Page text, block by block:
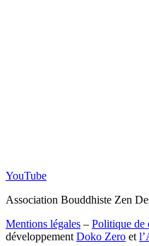
YouTube
Association Bouddhiste Zen
Mentions légales – Politique de
développement Doko Zero et